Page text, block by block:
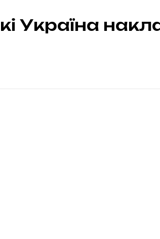
Україна